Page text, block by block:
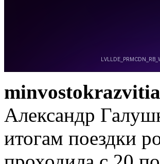
Александр
итогам поездки